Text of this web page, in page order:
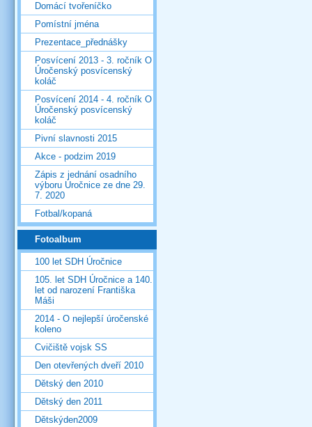
Domácí tvořeníčko
Pomístní jména
Prezentace_přednášky
Posvícení 2013 - 3. ročník O
Úročenský posvícenský
koláč
Posvícení 2014 - 4. ročník O
Úročenský posvícenský
koláč
Pivní slavnosti 2015
Akce - podzim 2019
Zápis z jednání osadního
výboru Úročnice ze dne 29.
7. 2020
Fotbal/kopaná
Fotoalbum
100 let SDH Úročnice
105. let SDH Úročnice a 140.
let od narození Františka
Máši
2014 - O nejlepší úročenské
koleno
Cvičiště vojsk SS
Den otevřených dveří 2010
Dětský den 2010
Dětský den 2011
Dětskýden2009